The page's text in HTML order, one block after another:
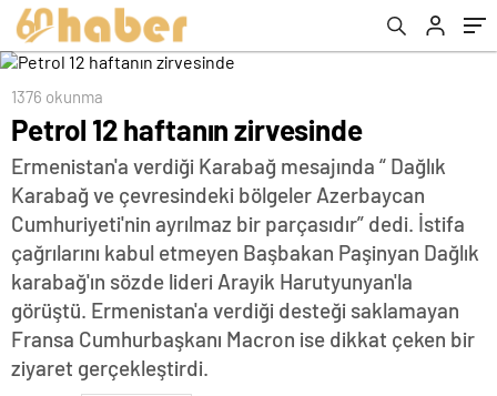
1376 okunma
Petrol 12 haftanın zirvesinde
Ermenistan'a verdiği Karabağ mesajında “ Dağlık
Karabağ ve çevresindeki bölgeler Azerbaycan
Cumhuriyeti'nin ayrılmaz bir parçasıdır” dedi. İstifa
çağrılarını kabul etmeyen Başbakan Paşinyan Dağlık
karabağ'ın sözde lideri Arayik Harutyunyan'la
görüştü. Ermenistan'a verdiği desteği saklamayan
Fransa Cumhurbaşkanı Macron ise dikkat çeken bir
ziyaret gerçekleştirdi.